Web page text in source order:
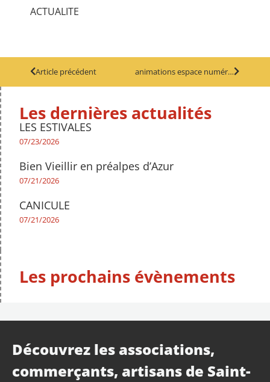
ACTUALITE
Article précédent animations espace numérique
Les dernières actualités
LES ESTIVALES
07/23/2026
Bien Vieillir en préalpes d’Azur
07/21/2026
CANICULE
07/21/2026
Les prochains évènements
Découvrez les associations,
commerçants, artisans de Saint-